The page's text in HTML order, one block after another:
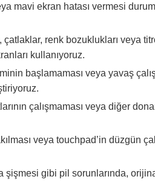
mavi ekran hatası vermesi
çatlaklar, renk bozuklukları veya
kullanıyoruz.
başlamaması veya yavaş
çalışmaması veya diğer
veya touchpad’in düzgün
şişmesi gibi pil sorunlarında,